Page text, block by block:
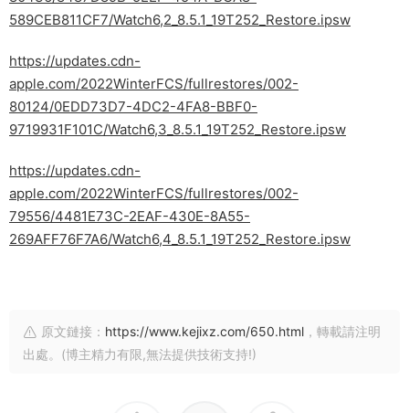
589CEB811CF7/Watch6,2_8.5.1_19T252_Restore.ipsw
https://updates.cdn-
apple.com/2022WinterFCS/fullrestores/002-
80124/0EDD73D7-4DC2-4FA8-BBF0-
9719931F101C/Watch6,3_8.5.1_19T252_Restore.ipsw
https://updates.cdn-
apple.com/2022WinterFCS/fullrestores/002-
79556/4481E73C-2EAF-430E-8A55-
269AFF76F7A6/Watch6,4_8.5.1_19T252_Restore.ipsw
原文鏈接： https://www.kejixz.com/650.html ，轉載請注明
出處。(博主精力有限,無法提供技術支持!)